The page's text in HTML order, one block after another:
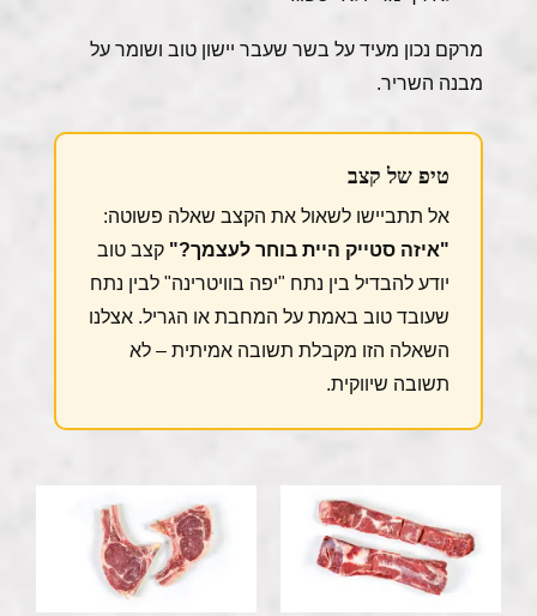
מרקם נכון מעיד על בשר שעבר יישון טוב ושומר על
מבנה השריר.
טיפ של קצב
אל תתביישו לשאול את הקצב שאלה פשוטה:
"איזה סטייק היית בוחר לעצמך?" קצב טוב
יודע להבדיל בין נתח "יפה בוויטרינה" לבין נתח
שעובד טוב באמת על המחבת או הגריל. אצלנו
השאלה הזו מקבלת תשובה אמיתית – לא
תשובה שיווקית.